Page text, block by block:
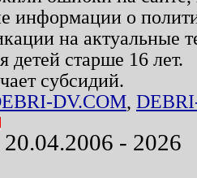
информации о
на актуальные
старше 16 лет.
субсидий.
DV.COM,
- 2026